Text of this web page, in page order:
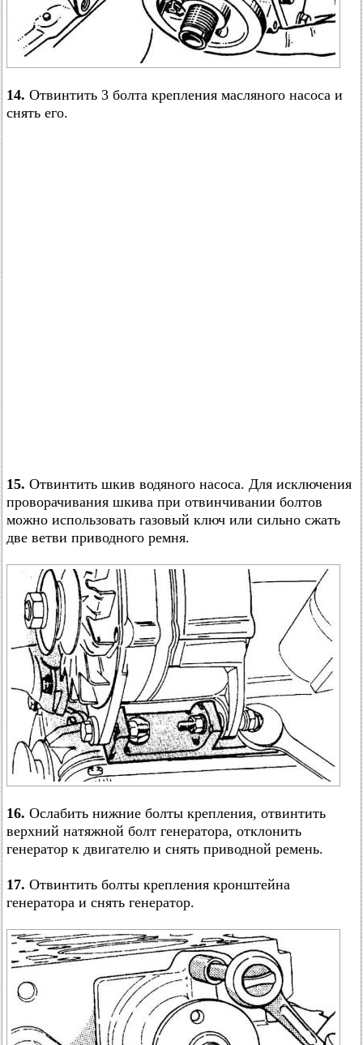
14. Отвинтить 3 болта крепления масляного насоса и
снять его.
15. Отвинтить шкив водяного насоса. Для исключения
проворачивания шкива при отвинчивании болтов
можно использовать газовый ключ или сильно сжать
две ветви приводного ремня.
16. Ослабить нижние болты крепления, отвинтить
верхний натяжной болт генератора, отклонить
генератор к двигателю и снять приводной ремень.
17. Отвинтить болты крепления кронштейна
генератора и снять генератор.